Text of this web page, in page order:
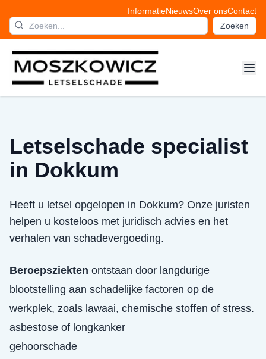
InformatieNieuwsOver onsContact
Zoeken
Letselschade specialist
in Dokkum
Heeft u letsel opgelopen in Dokkum? Onze juristen
helpen u kosteloos met juridisch advies en het
verhalen van schadevergoeding.
Beroepsziekten ontstaan door langdurige
blootstelling aan schadelijke factoren op de
werkplek, zoals lawaai, chemische stoffen of stress.
asbestose of longkanker
gehoorschade